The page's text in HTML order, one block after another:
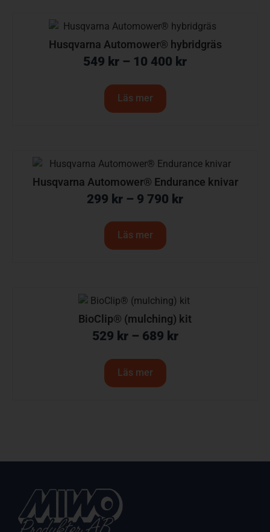
Husqvarna Automower® hybridgräs
549 kr – 10 400 kr
Läs mer
Husqvarna Automower® Endurance knivar
299 kr – 9 790 kr
Läs mer
BioClip® (mulching) kit
529 kr – 689 kr
Läs mer